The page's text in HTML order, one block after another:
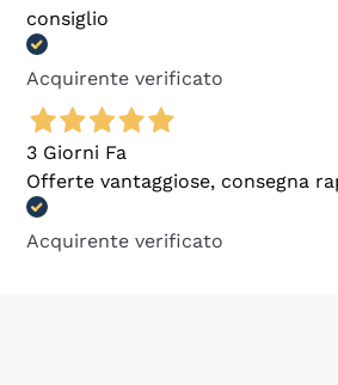
consiglio
Acquirente verificato
3 Giorni Fa
Offerte vantaggiose, consegna
Acquirente verificato